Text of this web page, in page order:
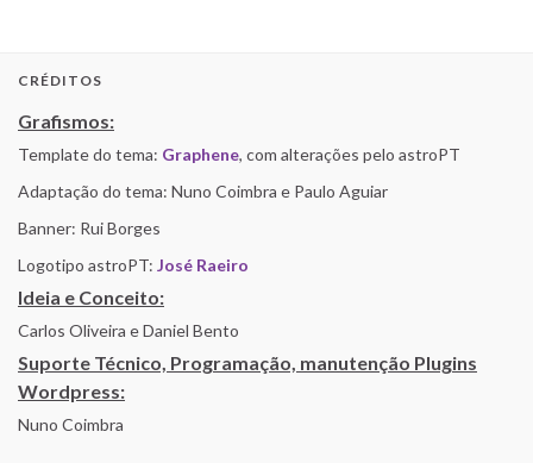
CRÉDITOS
Grafismos:
Template do tema: Graphene, com alterações pelo astroPT
Adaptação do tema: Nuno Coimbra e Paulo Aguiar
Banner: Rui Borges
Logotipo astroPT: José Raeiro
Ideia e Conceito:
Carlos Oliveira e Daniel Bento
Suporte Técnico, Programação, manutenção Plugins
Wordpress:
Nuno Coimbra